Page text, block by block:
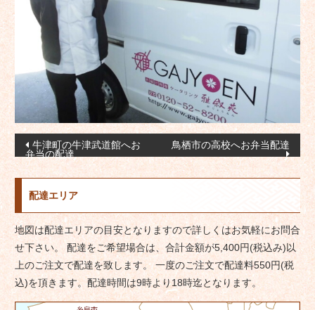
投
稿
ナ
ビ
ゲ
ー
シ
ョ
ン
牛津町の牛津武道館へお
弁当の配達
鳥栖市の高校へお弁当配達
配達エリア
地図は配達エリアの目安となりますので詳しくはお気軽にお問合
せ下さい。 配達をご希望場合は、合計金額が5,400円(税込み)以
上のご注文で配達を致します。 一度のご注文で配達料550円(税
込)を頂きます。配達時間は9時より18時迄となります。